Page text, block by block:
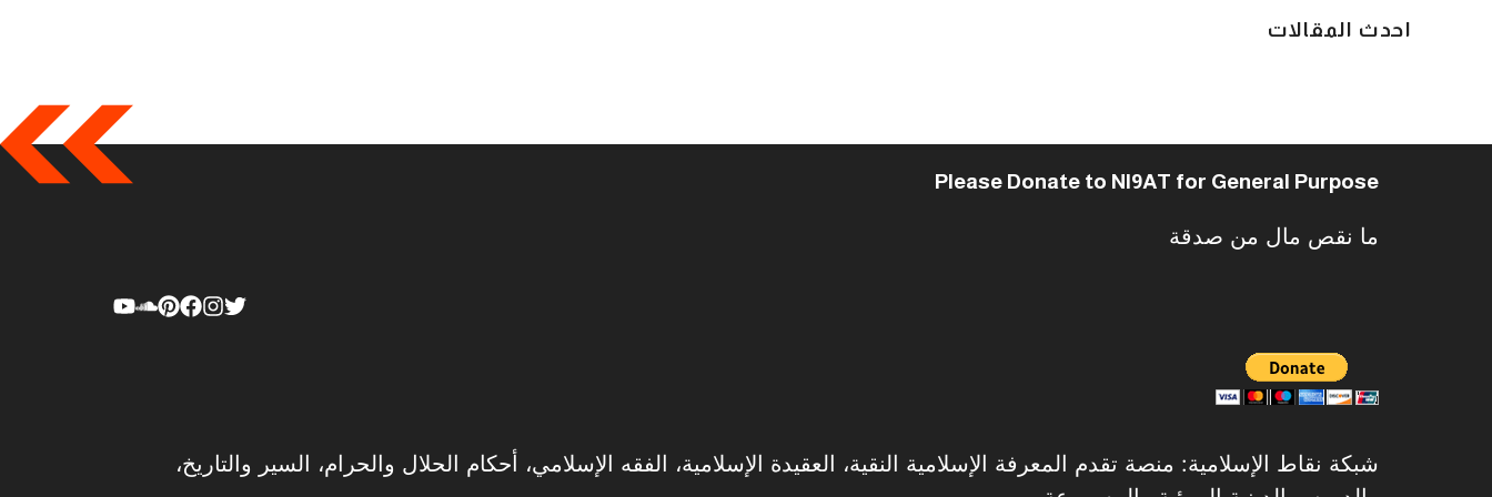
احدث المقالات
Please Donate to NI9AT for General Purpose
ما نقص مال من صدقة
شبكة نقاط الإسلامية: منصة تقدم المعرفة الإسلامية النقية، العقيدة الإسلامية، الفقه الإسلامي، أحكام الحلال والحرام، السير والتاريخ،